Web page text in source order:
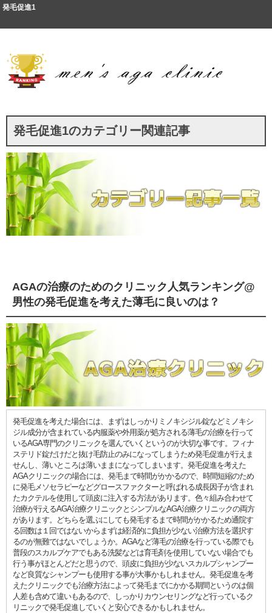
発毛促進1
発毛促進1のカテゴリー関連記事
AGAの治療のためのクリニック人気ランキング@
男性の発毛促進を考えた薄毛に良いのは？
発毛促進を考えた場合には、まずはしっかりミノキシジル錠などミノキシ
ジル成分が含まれている内服薬や外用薬が処方される薄毛の治療を行って
いるAGA専門のクリニックを選んでいくというのが大切な事です。フィナ
ステリド錠だけだと抜け毛防止のみになってしまうため発毛促進が行えま
せんし、薄いところは薄いままになってしまいます。発毛促進を考えた
AGAクリニックの場合には、発毛まで時間がかかるので、時間短縮のため
に発毛メソセラピーなどグロースファクターと呼ばれる成長因子が含まれ
たカクテルを使用して頭皮に注入する方法があります。色々組み合わせて
治療が行えるAGA治療クリニックとシンプルなAGA治療クリニックの両方
があります。どちらを選ぶにしても発毛するまで時間がかかるため通院す
る回数は１回ではないからまずは経済的に負担が少ない治療方法を選択す
るのが無難ではないでしょうか。AGAなど薄毛の治療を行っている際でも
普段のスカルプケアでもある洗髪などは育毛剤を使用していない場合でも
行う事がほとんどだと思うので、頭皮に負担が少ないスカルプシャンプー
など良質なシャンプーも使用する事が大事かもしれません。発毛促進を考
えたクリニックでも治療方法によって発毛までにかかる期間というのは個
人差も含めて違いもあるので、しっかりカウンセリングなど行っているク
リニックで発毛促進していくと安心できるかもしれません。